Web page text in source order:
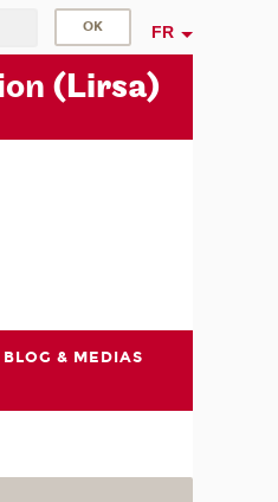
FR
(Lirsa)
BLOG & MEDIAS